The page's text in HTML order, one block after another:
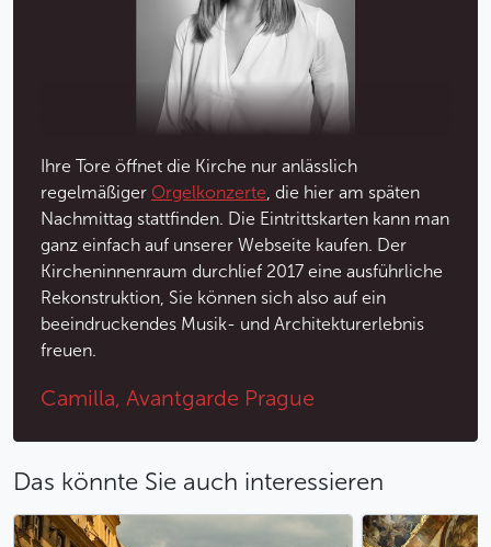
Marmor in einzigartigen Farbtönen verkleidet. Die
Kuppel mit dem Fresko des Letzten Urteils, das von
dem berühmtesten Prager Barockfresken-Maler
Wenzel Lorenz Reiner geschaffen wurde, ist der
größte Stolz des ganzen Innenraums.
Weniger
Ihre Tore öffnet die Kirche nur anlässlich
regelmäßiger Orgelkonzerte, die hier am späten
Nachmittag stattfinden. Die Eintrittskarten kann man
ganz einfach auf unserer Webseite kaufen. Der
Kircheninnenraum durchlief 2017 eine ausführliche
Rekonstruktion, Sie können sich also auf ein
beeindruckendes Musik- und Architekturerlebnis
freuen.
Camilla, Avantgarde Prague
Das könnte Sie auch interessieren